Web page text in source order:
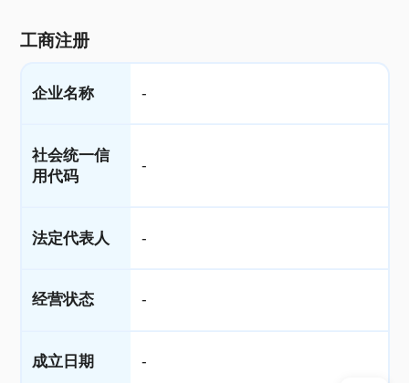
工商注册
企业名称 -
社会统一信
用代码
-
法定代表人 -
经营状态 -
成立日期 -